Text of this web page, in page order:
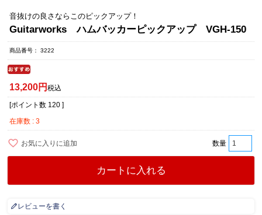
音抜けの良さならこのピックアップ！
Guitarworks ハムバッカーピックアップ VGH-150
商品番号 3222
13,200 税込
[ポイント数 120 ]
在庫数
3
お気に入りに追加
カートに入れる
レビューを書く